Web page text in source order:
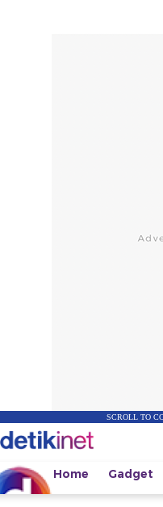
SCROLL TO
Home Gadget